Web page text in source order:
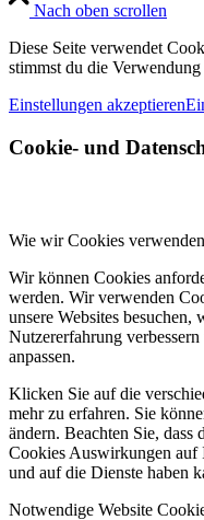
Nach oben scrollen
Diese Seite verwendet
stimmst du die
Einstellungen akzeptieren
Cookie- und
Wie wir Cookies verwenden
Wir können Cookies
werden. Wir verwenden
unsere Websites
Nutzererfahrung
anpassen.
Klicken Sie auf die
mehr zu erfahren. Sie
ändern. Beachten Sie,
Cookies Auswirkungen auf
und auf die Dienste haben
Notwendige Website